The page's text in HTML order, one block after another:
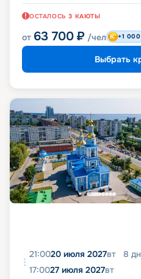
ОСТАЛОСЬ 3 КАЮТЫ
от 63 700 ₽ /чел +1 000
Выбрать
21:0020 июля 2027вт 8 дн
17:0027 июля 2027вт